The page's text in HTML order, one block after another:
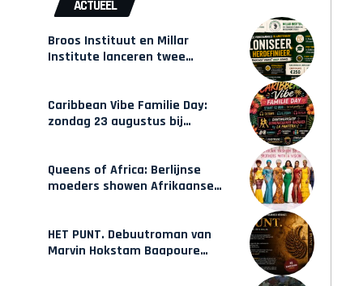
ACTUEEL
Broos Instituut en Millar
Institute lanceren twee
Caribbean Vibe Familie Day:
zondag 23 augustus bij
Queens of Africa: Berlijnse
moeders showen Afrikaanse
HET PUNT. Debuutroman van
Marvin Hokstam Baapoure